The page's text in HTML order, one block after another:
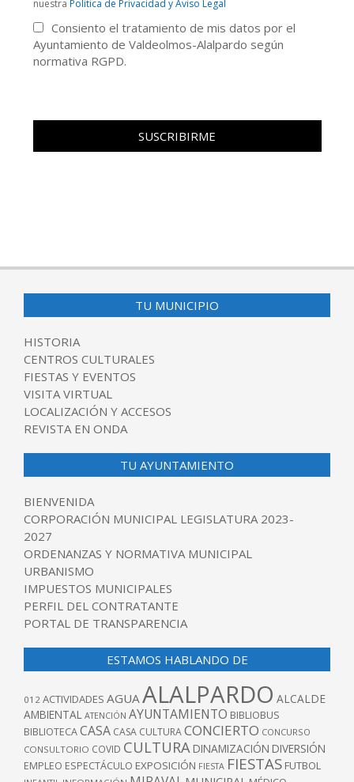
nuestra Politica de Privacidad y Aviso Legal
Consiento el tratamiento de mis datos por el
Ayuntamiento de Valdeolmos-Alalpardo según
normativa RGPD.
TU MUNICIPIO
HISTORIA
CENTROS CULTURALES
FIESTAS Y EVENTOS
VISITA VIRTUAL
LOCALIZACIÓN Y ACCESOS
REVISTA EN ONDA
TU AYUNTAMIENTO
BIENVENIDA
CORPORACIÓN MUNICIPAL LEGISLATURA 2023-
2027
ORDENANZAS Y NORMATIVA MUNICIPAL
URBANISMO
IMPUESTOS MUNICIPALES
PERFIL DEL CONTRATANTE
PORTAL DE TRANSPARENCIA
ESTAMOS HABLANDO DE
012 ACTIVIDADES AGUA ALALPARDO ALCALDE
AMBIENTAL ATENCIÓN AYUNTAMIENTO BIBLIOBUS
BIBLIOTECACASA CASA CULTURACONCIERTO CONCURSO
CONSULTORIO COVID CULTURA DINAMIZACIÓN DIVERSIÓN
EMPLEO ESPECTÁCULO EXPOSICIÓN FIESTA FIESTAS FUTBOL